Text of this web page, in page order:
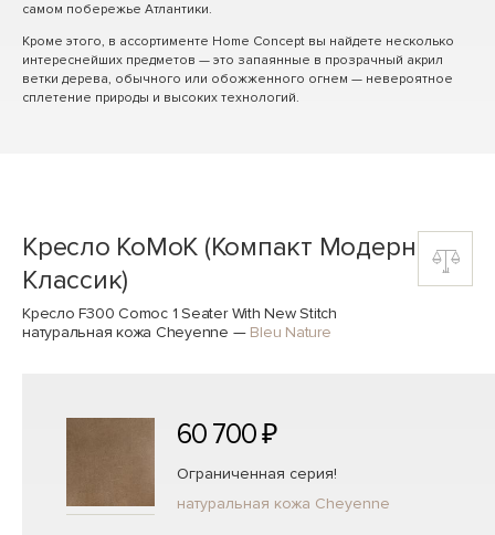
самом побережье Атлантики.
Кроме этого, в ассортименте Home Concept вы найдете несколько
интереснейших предметов — это запаянные в прозрачный акрил
ветки дерева, обычного или обожженного огнем — невероятное
сплетение природы и высоких технологий.
Кресло КоМоК (Компакт Модерн
Классик)
Кресло F300 Comoc 1 Seater With New Stitch
натуральная кожа Cheyenne — Bleu Nature
60 700 ₽
Ограниченная серия!
натуральная кожа Cheyenne